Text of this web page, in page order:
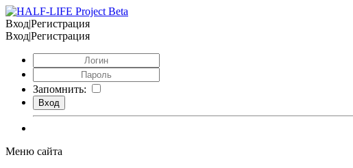
Вход|Регистрация
Вход|Регистрация
Запомнить:
Меню сайта